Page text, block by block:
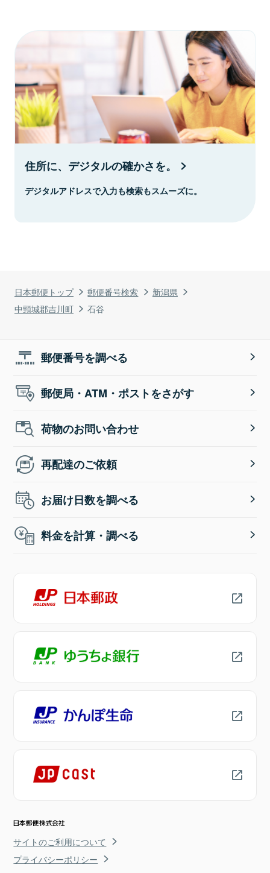
日本郵便トップ 郵便番号検索
新潟県
中頸城郡吉川町
石谷
住所に、デジタルの確かさを。
デジタルアドレスで入力も検索もスムーズに。
郵便番号を調べる
郵便局・ATM・ポストをさがす
荷物のお問い合わせ
再配達のご依頼
お届け日数を調べる
料金を計算・調べる
サイトのご利用について
プライバシーポリシー